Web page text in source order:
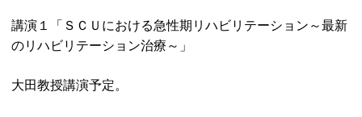
講演１「ＳＣＵにおける急性期リハビリテーション～最新
のリハビリテーション治療～」
大田教授講演予定。